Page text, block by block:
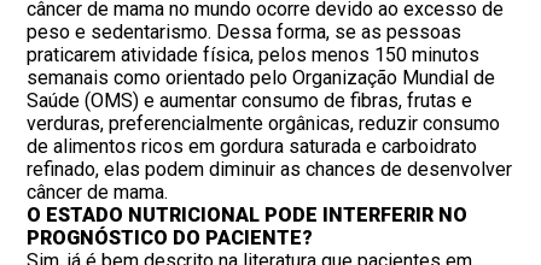
câncer de mama no mundo ocorre devido ao excesso de
peso e sedentarismo. Dessa forma, se as pessoas
praticarem atividade física, pelos menos 150 minutos
semanais como orientado pelo Organização Mundial de
Saúde (OMS) e aumentar consumo de fibras, frutas e
verduras, preferencialmente orgânicas, reduzir consumo
de alimentos ricos em gordura saturada e carboidrato
refinado, elas podem diminuir as chances de desenvolver
câncer de mama.
O ESTADO NUTRICIONAL PODE INTERFERIR NO
PROGNÓSTICO DO PACIENTE?